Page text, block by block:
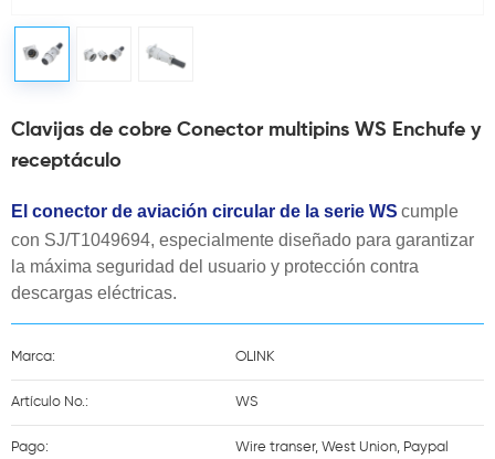
Clavijas de cobre Conector multipins WS Enchufe y
receptáculo
El conector de aviación circular de la serie WS cumple
con SJ/T1049694, especialmente diseñado para garantizar
la máxima seguridad del usuario y protección contra
descargas eléctricas.
Marca: OLINK
Artículo No.: WS
Pago: Wire transer, West Union, Paypal